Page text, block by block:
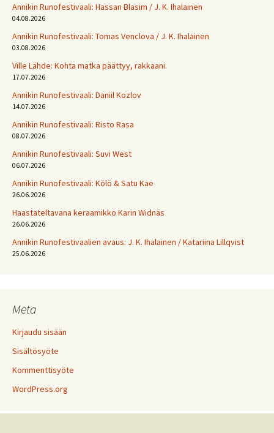
Annikin Runofestivaali: Has­san Bla­sim / J. K. Ihalainen
04.08.2026
Annikin Runofestivaali: Tomas Venclova / J. K. Ihalainen
03.08.2026
Ville Lähde: Kohta matka päättyy, rakkaani.
17.07.2026
Annikin Runofestivaali: Daniil Kozlov
14.07.2026
Annikin Runofestivaali: Risto Rasa
08.07.2026
Annikin Runofestivaali: Suvi West
06.07.2026
Annikin Runofestivaali: Kölö & Satu Kae
26.06.2026
Haastateltavana keraamikko Karin Widnäs
26.06.2026
Annikin Runofestivaalien avaus: J. K. Ihalainen / Katariina Lillqvist
25.06.2026
Meta
Kirjaudu sisään
Sisältösyöte
Kommenttisyöte
WordPress.org